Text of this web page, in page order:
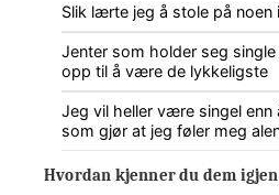
Slik lærte jeg å stole på noen
Jenter som holder seg
opp til å være de lykkeligste
Jeg vil heller være singel
som gjør at jeg føler meg
Hvordan kjenner du dem